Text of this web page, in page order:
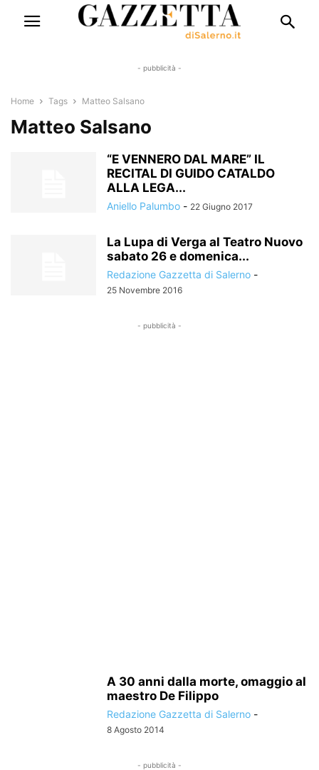
- pubblicità -
Home Tags Matteo Salsano
Matteo Salsano
“E VENNERO DAL MARE” IL
RECITAL DI GUIDO CATALDO
ALLA LEGA...
Aniello Palumbo - 22 Giugno 2017
La Lupa di Verga al Teatro Nuovo
sabato 26 e domenica...
Redazione Gazzetta di Salerno -
25 Novembre 2016
- pubblicità -
A 30 anni dalla morte, omaggio al
maestro De Filippo
Redazione Gazzetta di Salerno -
8 Agosto 2014
- pubblicità -